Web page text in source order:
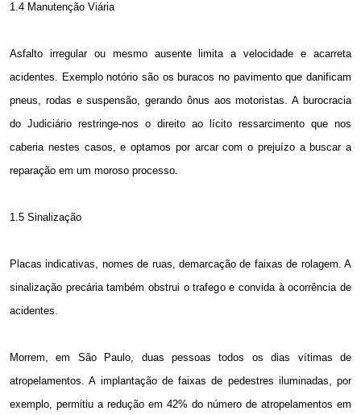
1.4 Manutenção Viária
Asfalto irregular ou mesmo ausente limita a velocidade e acarreta
acidentes. Exemplo notório são os buracos no pavimento que danificam
pneus, rodas e suspensão, gerando ônus aos motoristas. A burocracia
do Judiciário restringe-nos o direito ao lícito ressarcimento que nos
caberia nestes casos, e optamos por arcar com o prejuízo a buscar a
reparação em um moroso processo.
1.5 Sinalização
Placas indicativas, nomes de ruas, demarcação de faixas de rolagem. A
sinalização precária também obstrui o trafego e convida à ocorrência de
acidentes.
Morrem,em São Paulo, duas pessoas todos os dias vítimas de
atropelamentos. A implantação de faixas de pedestres iluminadas, por
exemplo, permitiu a redução em 42% do número de atropelamentos em